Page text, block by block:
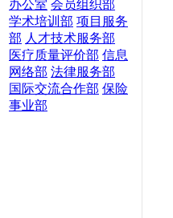
办公室 会员组织部
学术培训部 项目服务
部 人才技术服务部
医疗质量评价部 信息
网络部 法律服务部
国际交流合作部 保险
事业部